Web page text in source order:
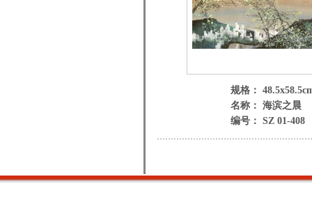
规格：
名称： 海滨之晨
编号： SZ 01-408